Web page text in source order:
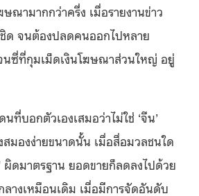
ณามากกว่าครึ่ง เมื่อรายงานข่าว
ด จนต้องปลดคนออกไปหลาย
นซี่ที่กุมเม็ดเงินโฆษณาส่วนใหญ่ อยู่
บอกตัวเองเสมอว่าไม่ใช่ ‘จีน’
สมองง่ายขนาดนั้น เมื่อสื่อมวลชนใด
ผิดมาตรฐาน ยอดขายก็ลดลงไปด้วย
างเหมือนเดิม เมื่อมีการจัดอันดับ